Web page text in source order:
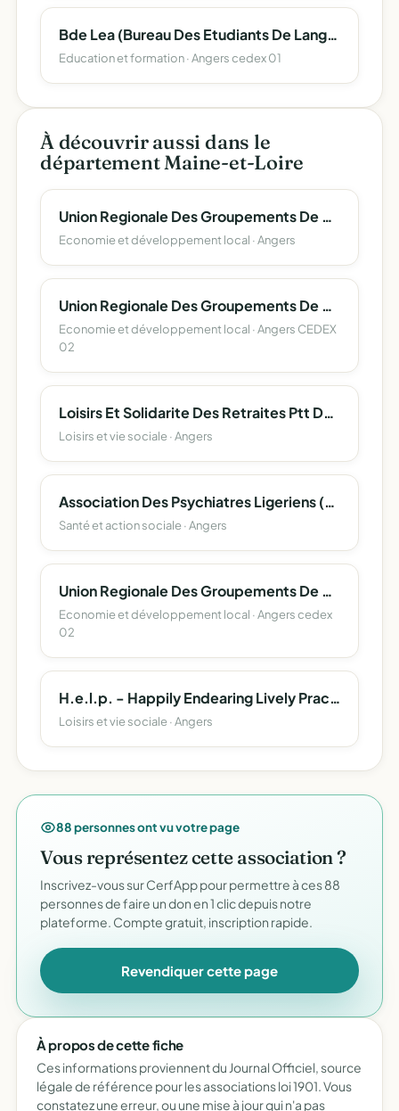
Bde Lea (Bureau Des Etudiants De Langues Etrangeres Appliquees) Angers
Education et formation · Angers cedex 01
À découvrir aussi dans le
département Maine-et-Loire
Union Regionale Des Groupements De Producteurs D'ovins Des Pays De La Loire - Urca Ovins
Economie et développement local · Angers
Union Regionale Des Groupements De Producteurs De Bovins Des Pays De La Loire - Urca Bovins
Economie et développement local · Angers CEDEX
02
Loisirs Et Solidarite Des Retraites Ptt De Maine Et Loire Lsr-49
Loisirs et vie sociale · Angers
Association Des Psychiatres Ligeriens (Apsyl)
Santé et action sociale · Angers
Union Regionale Des Groupements De Producteurs De Porcs Des Pays De La Loire ( Urca - Porcs )
Economie et développement local · Angers cedex
02
H.e.l.p. - Happily Endearing Lively Practically
Loisirs et vie sociale · Angers
88 personnes ont vu votre page
Vous représentez cette association ?
Inscrivez-vous sur CerfApp pour permettre à ces 88
personnes de faire un don en 1 clic depuis notre
plateforme. Compte gratuit, inscription rapide.
Revendiquer cette page
À propos de cette fiche
Ces informations proviennent du Journal Officiel, source
légale de référence pour les associations loi 1901. Vous
constatez une erreur, ou une mise à jour qui n'a pas